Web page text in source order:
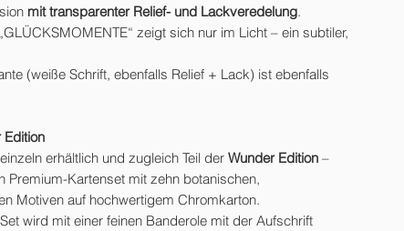
mit transparenter Relief- und Lackveredelung.
zeigt sich nur im Licht – ein subtiler,
(weiße Schrift, ebenfalls Relief + Lack) ist ebenfalls
Edition
erhältlich und zugleich Teil der Wunder Edition –
Premium-Kartenset mit zehn botanischen,
Motiven auf hochwertigem Chromkarton.
wird mit einer feinen Banderole mit der Aufschrift